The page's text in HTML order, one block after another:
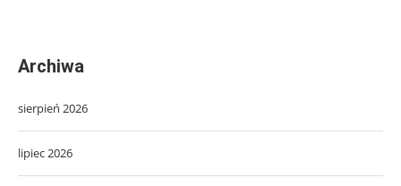
Archiwa
sierpień 2026
lipiec 2026